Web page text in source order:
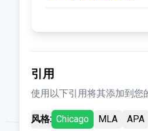
引用
使用以下引用将其添加到您
风格: Chicago MLA APA